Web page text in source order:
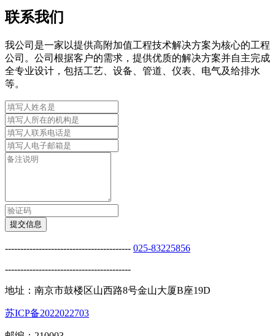
联系我们
我公司是一家以提供高附加值工程技术解决方案为核心的工程
公司。公司根据客户的需求，提供优质的解决方案并自主完成
全专业设计，包括工艺、设备、管道、仪表、电气及给排水
等。
提交信息
----------------------------------------- 025-83225856
-----------------------------------------
地址：南京市鼓楼区山西路8号金山大厦B座19D
苏ICP备2022022703